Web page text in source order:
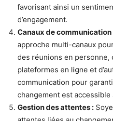
favorisant ainsi un
d’engagement.
Canaux de
approche multi-canaux
des réunions en personne,
plateformes en ligne et
communication pour
changement est accessible
Gestion des attentes :